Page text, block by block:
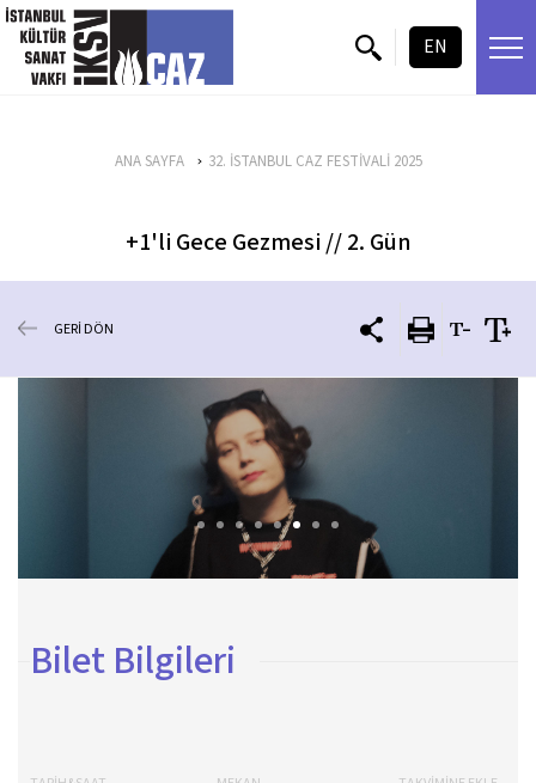
içeriği atla
EN
ANA SAYFA 32. İSTANBUL CAZ FESTİVALİ 2025
+1'li Gece Gezmesi // 2. Gün
GERİ DÖN
Bilet Bilgileri